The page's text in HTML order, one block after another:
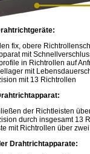
fix, obere
mit
in Richtrollen auf
mit
mit 13 Richtrollen
der Richtleisten
durch insgesamt 13
mit Richtrollen über
Drahtrichtapparate: